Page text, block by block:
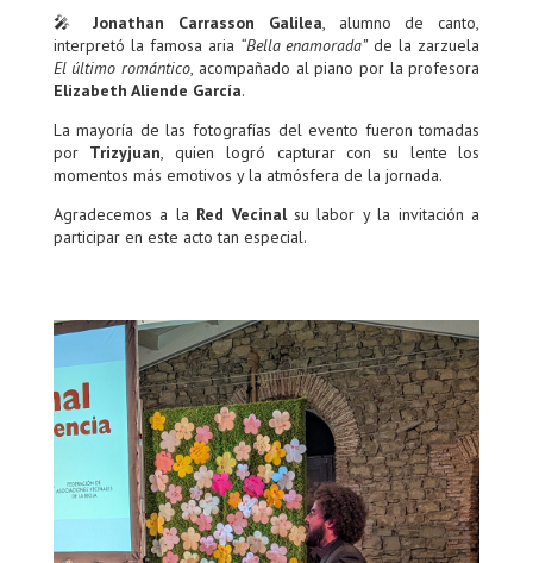
🎤Jonathan Carrasson Galilea, alumno de canto,
interpretó la famosa aria “Bella enamorada”de la zarzuela
El último romántico, acompañado al piano por la profesora
Elizabeth Aliende García.
La mayoría de las fotografías del evento fueron tomadas
por Trizyjuan, quien logró capturar con su lente los
momentos más emotivos y la atmósfera de la jornada.
Agradecemos a la Red Vecinalsu labor y la invitación a
participar en este acto tan especial.